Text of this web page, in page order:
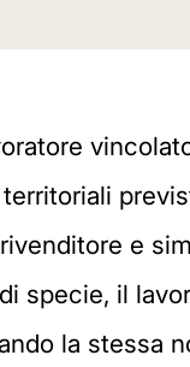
e
specie, il
la stessa